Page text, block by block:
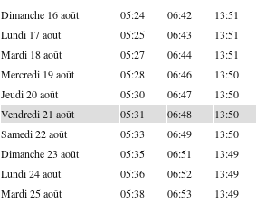
Dimanche 16 août 05:24 06:42 13:51
Lundi 17 août 05:25 06:43 13:51
Mardi 18 août 05:27 06:44 13:51
Mercredi 19 août 05:28 06:46 13:50
Jeudi 20 août 05:30 06:47 13:50
Vendredi 21 août 05:31 06:48 13:50
Samedi 22 août 05:33 06:49 13:50
Dimanche 23 août 05:35 06:51 13:49
Lundi 24 août 05:36 06:52 13:49
Mardi 25 août 05:38 06:53 13:49